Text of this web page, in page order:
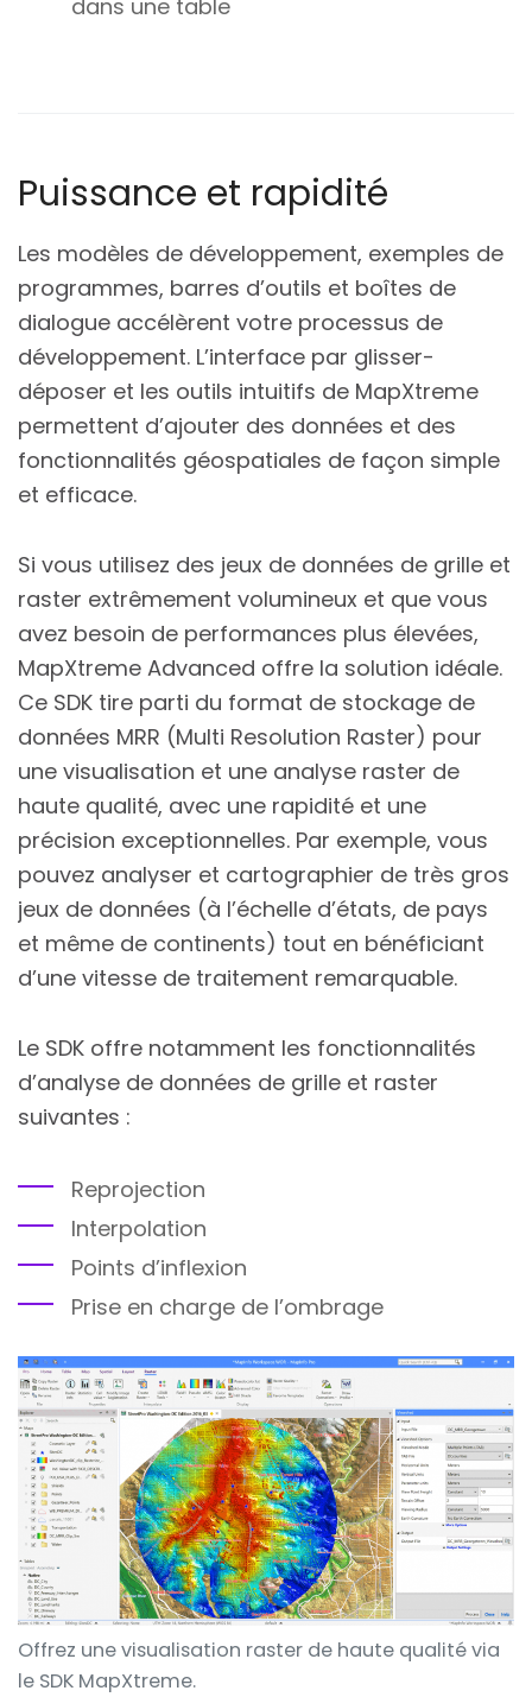
dans une table
Puissance et rapidité
Les modèles de développement, exemples de
programmes, barres d’outils et boîtes de
dialogue accélèrent votre processus de
développement. L’interface par glisser-
déposer et les outils intuitifs de MapXtreme
permettent d’ajouter des données et des
fonctionnalités géospatiales de façon simple
et efficace.
Si vous utilisez des jeux de données de grille et
raster extrêmement volumineux et que vous
avez besoin de performances plus élevées,
MapXtreme Advanced offre la solution idéale.
Ce SDK tire parti du format de stockage de
données MRR (Multi Resolution Raster) pour
une visualisation et une analyse raster de
haute qualité, avec une rapidité et une
précision exceptionnelles. Par exemple, vous
pouvez analyser et cartographier de très gros
jeux de données (à l’échelle d’états, de pays
et même de continents) tout en bénéficiant
d’une vitesse de traitement remarquable.
Le SDK offre notamment les fonctionnalités
d’analyse de données de grille et raster
suivantes :
Reprojection
Interpolation
Points d’inflexion
Prise en charge de l’ombrage
Offrez une visualisation raster de haute qualité via
le SDK MapXtreme.